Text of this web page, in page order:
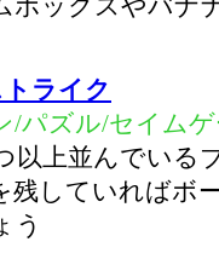
ボックスやバナ
ライク
/パズル/セイム
以上並んでいる
残していればボ
う